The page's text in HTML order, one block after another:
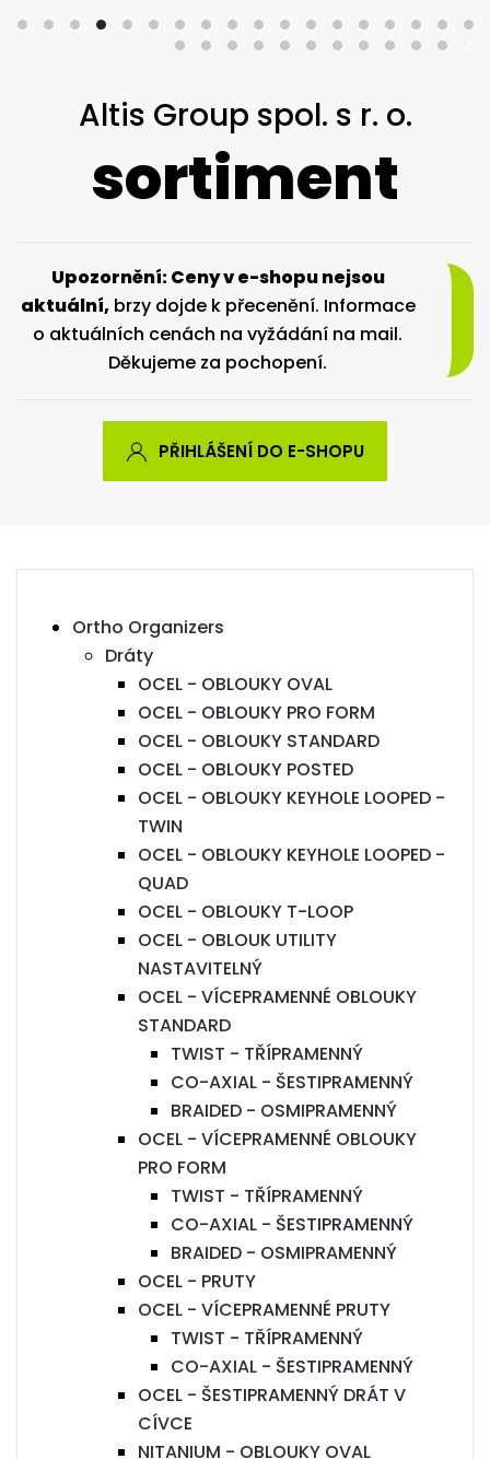
Altis Group spol. s r. o.
sortiment
Upozornění: Ceny v e-shopu nejsou
aktuální,brzy dojde k přecenění. Informace
o aktuálních cenách na vyžádání na mail.
Děkujeme za pochopení.
PŘIHLÁŠENÍ DO E-SHOPU
Ortho Organizers
Dráty
OCEL - OBLOUKY OVAL
OCEL - OBLOUKY PRO FORM
OCEL - OBLOUKY STANDARD
OCEL - OBLOUKY POSTED
OCEL - OBLOUKY KEYHOLE LOOPED -
TWIN
OCEL - OBLOUKY KEYHOLE LOOPED -
QUAD
OCEL - OBLOUKY T-LOOP
OCEL - OBLOUK UTILITY
NASTAVITELNÝ
OCEL - VÍCEPRAMENNÉ OBLOUKY
STANDARD
TWIST - TŘÍPRAMENNÝ
CO-AXIAL - ŠESTIPRAMENNÝ
BRAIDED - OSMIPRAMENNÝ
OCEL - VÍCEPRAMENNÉ OBLOUKY
PRO FORM
TWIST - TŘÍPRAMENNÝ
CO-AXIAL - ŠESTIPRAMENNÝ
BRAIDED - OSMIPRAMENNÝ
OCEL - PRUTY
OCEL - VÍCEPRAMENNÉ PRUTY
TWIST - TŘÍPRAMENNÝ
CO-AXIAL - ŠESTIPRAMENNÝ
OCEL - ŠESTIPRAMENNÝ DRÁT V
CÍVCE
NITANIUM - OBLOUKY OVAL